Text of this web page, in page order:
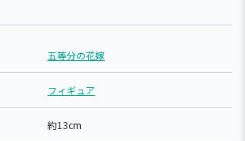
五等分の花嫁
フィギュア
約13cm